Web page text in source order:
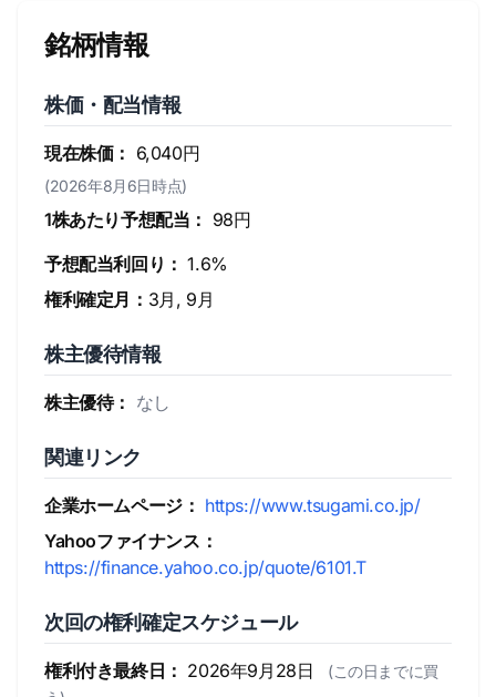
銘柄情報
株価・配当情報
現在株価： 6,040円
(2026年8月6日時点)
1株あたり予想配当： 98円
予想配当利回り： 1.6%
権利確定月： 3月, 9月
株主優待情報
株主優待： なし
関連リンク
企業ホームページ： https://www.tsugami.co.jp/
Yahooファイナンス：
https://finance.yahoo.co.jp/quote/6101.T
次回の権利確定スケジュール
権利付き最終日： 2026年9月28日
(この日までに買